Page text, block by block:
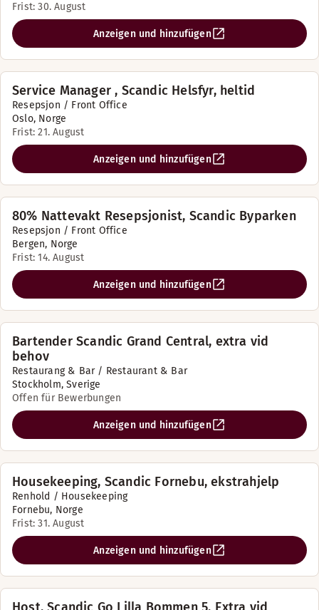
Frist: 30. August
Anzeigen und hinzufügen
Service Manager , Scandic Helsfyr, heltid
Resepsjon / Front Office
Oslo, Norge
Frist: 21. August
Anzeigen und hinzufügen
80% Nattevakt Resepsjonist, Scandic Byparken
Resepsjon / Front Office
Bergen, Norge
Frist: 14. August
Anzeigen und hinzufügen
Bartender Scandic Grand Central, extra vid
behov
Restaurang & Bar / Restaurant & Bar
Stockholm, Sverige
Offen für Bewerbungen
Anzeigen und hinzufügen
Housekeeping, Scandic Fornebu, ekstrahjelp
Renhold / Housekeeping
Fornebu, Norge
Frist: 31. August
Anzeigen und hinzufügen